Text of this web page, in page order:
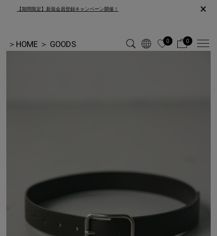
【期間限定】新規会員登録キャンペーン開催！ ×
＞ HOME ＞ GOODS 0 0